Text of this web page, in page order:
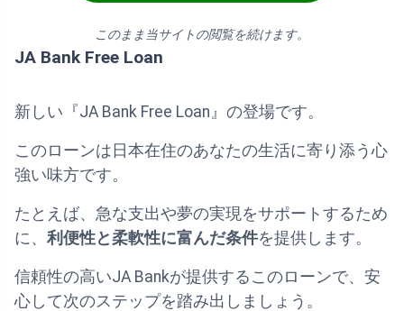
このまま当サイトの閲覧を続けます。
JA Bank Free Loan
新しい『JA Bank Free Loan』の登場です。
このローンは日本在住のあなたの生活に寄り添う心
強い味方です。
たとえば、急な支出や夢の実現をサポートするため
に、 利便性と柔軟性に富んだ条件を提供します。
信頼性の高いJA Bankが提供するこのローンで、安
心して次のステップを踏み出しましょう。